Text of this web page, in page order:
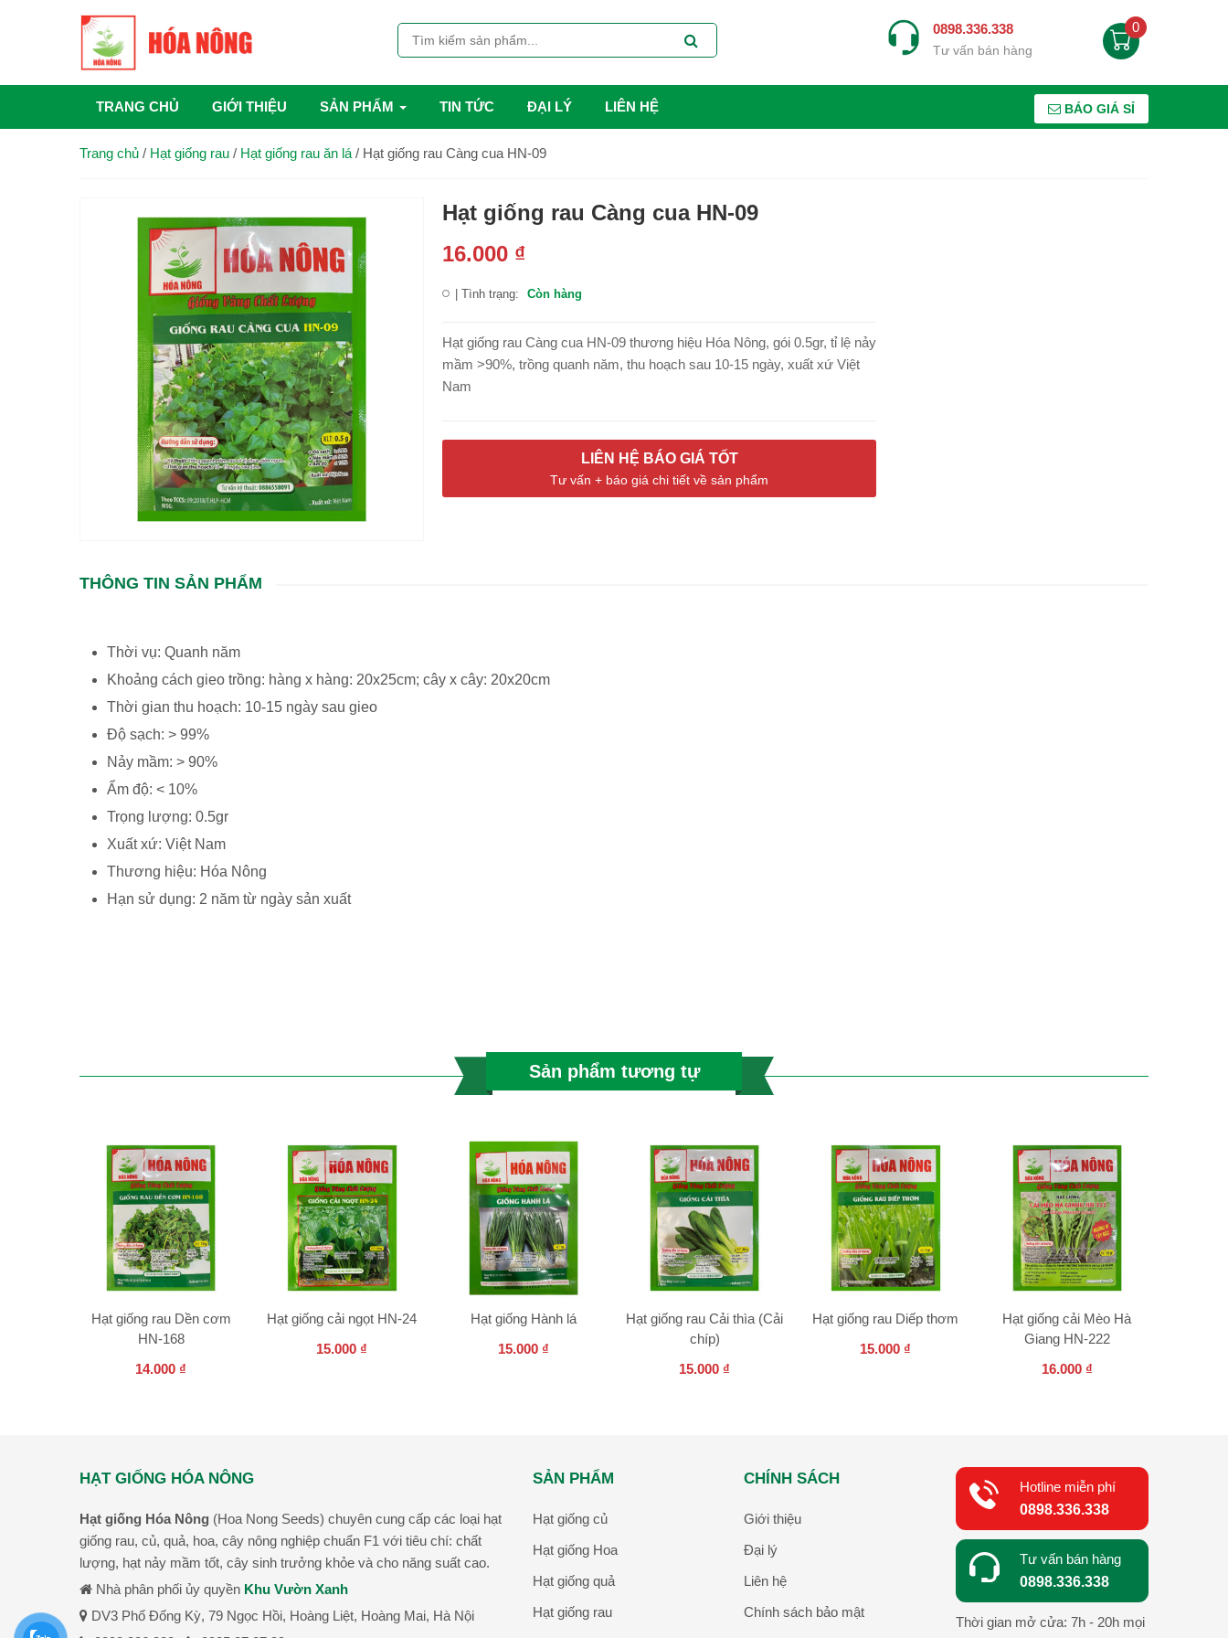
0
0898.336.338
Tư vấn bán hàng
TRANG CHỦ GIỚI THIỆU SẢN PHẨM TIN TỨC ĐẠI LÝ LIÊN HỆ BÁO GIÁ SỈ
Trang chủ / Hạt giống rau / Hạt giống rau ăn lá / Hạt giống rau Càng cua HN-09
Hạt giống rau Càng cua HN-09
16.000 ₫
| Tình trạng: Còn hàng
Hạt giống rau Càng cua HN-09 thương hiệu Hóa Nông, gói 0.5gr, tỉ lệ nảy
mầm >90%, trồng quanh năm, thu hoạch sau 10-15 ngày, xuất xứ Việt
Nam
LIÊN HỆ BÁO GIÁ TỐT
Tư vấn + báo giá chi tiết về sản phẩm
THÔNG TIN SẢN PHẨM
Thời vụ: Quanh năm
Khoảng cách gieo trồng: hàng x hàng: 20x25cm; cây x cây: 20x20cm
Thời gian thu hoạch: 10-15 ngày sau gieo
Độ sạch: > 99%
Nảy mầm: > 90%
Ẩm độ: < 10%
Trọng lượng: 0.5gr
Xuất xứ: Việt Nam
Thương hiệu: Hóa Nông
Hạn sử dụng: 2 năm từ ngày sản xuất
Sản phẩm tương tự
Hạt giống rau Dền cơm
HN-168
14.000 ₫
Hạt giống cải ngọt HN-24
15.000 ₫
Hạt giống Hành lá
15.000 ₫
Hạt giống rau Cải thìa (Cải
chíp)
15.000 ₫
Hạt giống rau Diếp thơm
15.000 ₫
Hạt giống cải Mèo Hà
Giang HN-222
16.000 ₫
HẠT GIỐNG HÓA NÔNG
Hạt giống Hóa Nông (Hoa Nong Seeds) chuyên cung cấp các loại hạt
giống rau, củ, quả, hoa, cây nông nghiệp chuẩn F1 với tiêu chí: chất
lượng, hạt nảy mầm tốt, cây sinh trưởng khỏe và cho năng suất cao.
Nhà phân phối ủy quyền Khu Vườn Xanh
DV3 Phố Đống Kỳ, 79 Ngọc Hồi, Hoàng Liệt, Hoàng Mai, Hà Nội
SẢN PHẨM
Hạt giống củ
Hạt giống Hoa
Hạt giống quả
Hạt giống rau
CHÍNH SÁCH
Giới thiệu
Đại lý
Liên hệ
Chính sách bảo mật
Hotline miễn phí
0898.336.338
Tư vấn bán hàng
0898.336.338
Thời gian mở cửa: 7h - 20h mọi